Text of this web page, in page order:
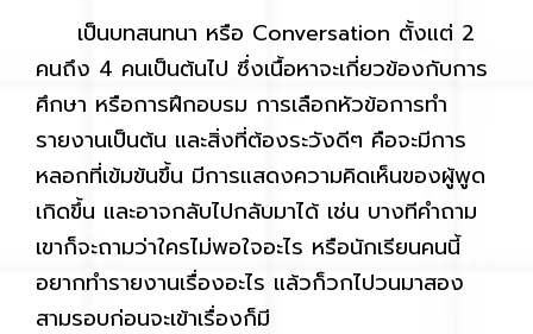
เป็นบทสนทนา หรือ Conversation ตั้งแต่ 2
คนถึง 4 คนเป็นต้นไป ซึ่งเนื้อหาจะเกี่ยวข้องกับการ
ศึกษา หรือการฝึกอบรม การเลือกหัวข้อการทำ
รายงานเป็นต้น และสิ่งที่ต้องระวังดีๆ คือจะมีการ
หลอกที่เข้มข้นขึ้น มีการแสดงความคิดเห็นของผู้พูด
เกิดขึ้น และอาจกลับไปกลับมาได้ เช่น บางทีคำถาม
เขาก็จะถามว่าใครไม่พอใจอะไร หรือนักเรียนคนนี้
อยากทำรายงานเรื่องอะไร แล้วก็วกไปวนมาสอง
สามรอบก่อนจะเข้าเรื่องก็มี